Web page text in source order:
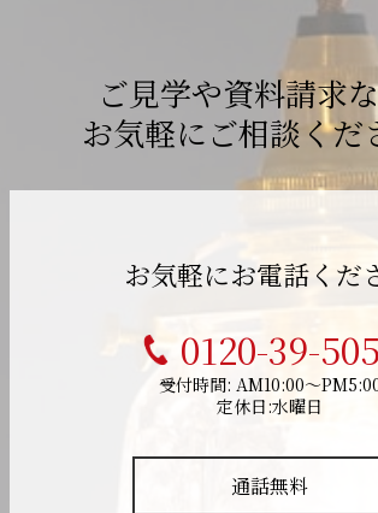
ご見学や資料請求な
お気軽にご相談くだ
お気軽にお電話くだ
0120-39-
受付時間: AM10:00～
定休日:水曜日
通話無料